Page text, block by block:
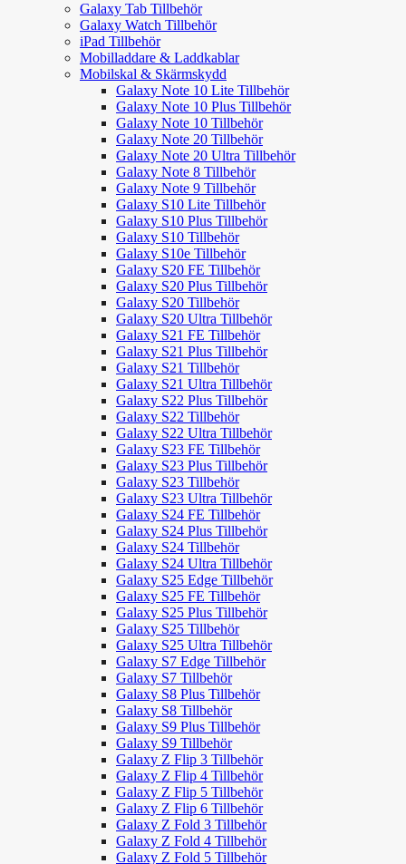
Galaxy Tab Tillbehör
Galaxy Watch Tillbehör
iPad Tillbehör
Mobilladdare & Laddkablar
Mobilskal & Skärmskydd
Galaxy Note 10 Lite Tillbehör
Galaxy Note 10 Plus Tillbehör
Galaxy Note 10 Tillbehör
Galaxy Note 20 Tillbehör
Galaxy Note 20 Ultra Tillbehör
Galaxy Note 8 Tillbehör
Galaxy Note 9 Tillbehör
Galaxy S10 Lite Tillbehör
Galaxy S10 Plus Tillbehör
Galaxy S10 Tillbehör
Galaxy S10e Tillbehör
Galaxy S20 FE Tillbehör
Galaxy S20 Plus Tillbehör
Galaxy S20 Tillbehör
Galaxy S20 Ultra Tillbehör
Galaxy S21 FE Tillbehör
Galaxy S21 Plus Tillbehör
Galaxy S21 Tillbehör
Galaxy S21 Ultra Tillbehör
Galaxy S22 Plus Tillbehör
Galaxy S22 Tillbehör
Galaxy S22 Ultra Tillbehör
Galaxy S23 FE Tillbehör
Galaxy S23 Plus Tillbehör
Galaxy S23 Tillbehör
Galaxy S23 Ultra Tillbehör
Galaxy S24 FE Tillbehör
Galaxy S24 Plus Tillbehör
Galaxy S24 Tillbehör
Galaxy S24 Ultra Tillbehör
Galaxy S25 Edge Tillbehör
Galaxy S25 FE Tillbehör
Galaxy S25 Plus Tillbehör
Galaxy S25 Tillbehör
Galaxy S25 Ultra Tillbehör
Galaxy S7 Edge Tillbehör
Galaxy S7 Tillbehör
Galaxy S8 Plus Tillbehör
Galaxy S8 Tillbehör
Galaxy S9 Plus Tillbehör
Galaxy S9 Tillbehör
Galaxy Z Flip 3 Tillbehör
Galaxy Z Flip 4 Tillbehör
Galaxy Z Flip 5 Tillbehör
Galaxy Z Flip 6 Tillbehör
Galaxy Z Fold 3 Tillbehör
Galaxy Z Fold 4 Tillbehör
Galaxy Z Fold 5 Tillbehör